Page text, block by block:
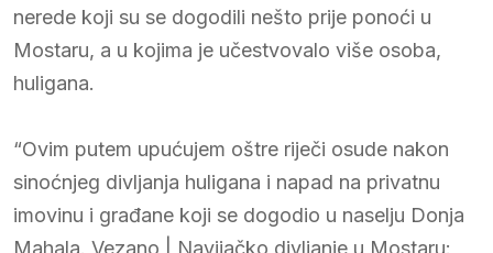
nerede koji su se dogodili nešto prije ponoći u
Mostaru, a u kojima je učestvovalo više osoba,
huligana.
“Ovim putem upućujem oštre riječi osude nakon
sinoćnjeg divljanja huligana i napad na privatnu
imovinu i građane koji se dogodio u naselju Donja
Mahala. Vezano | Navijačko divljanje u Mostaru: